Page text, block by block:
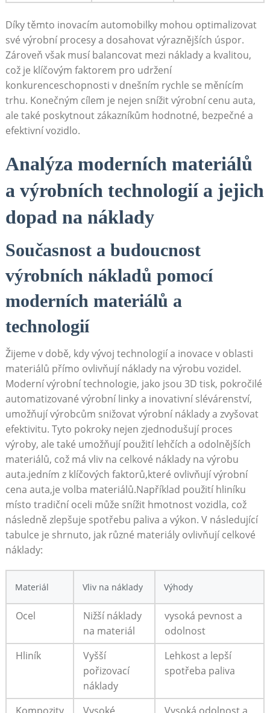
Díky těmto inovacím automobilky⁣ mohou optimalizovat
své výrobní procesy a dosahovat výraznějších úspor.
Zároveň však⁣ musí balancovat mezi náklady a kvalitou,
což je klíčovým faktorem pro udržení
konkurenceschopnosti v dnešním rychle se měnícím
trhu.⁢ Konečným cílem⁢ je nejen snížit výrobní cenu auta,
ale​ také poskytnout zákazníkům hodnotné, bezpečné a
‍efektivní vozidlo.
Analýza moderních materiálů​
a výrobních technologií a ‍jejich
dopad na náklady
Současnost a budoucnost‌
výrobních nákladů pomocí
moderních materiálů a
technologií
Žijeme⁢ v době, kdy ⁤vývoj technologií a ⁢inovace v oblasti
materiálů přímo ovlivňují náklady na výrobu vozidel.
Moderní výrobní ⁤technologie, ​jako jsou 3D tisk, pokročilé
automatizované výrobní​ linky​ a​ inovativní​ slévárenství,
umožňují výrobcům snižovat výrobní náklady a zvyšovat
efektivitu. Tyto pokroky nejen zjednodušují proces
výroby, ale také umožňují použití lehčích a odolnějších
materiálů, což má vliv na celkové náklady na výrobu
auta.jedním z klíčových faktorů,které ovlivňují výrobní
cena auta,je volba materiálů.Například použití hliníku
místo tradiční oceli ⁤může snížit hmotnost vozidla, což
následně zlepšuje spotřebu paliva a ⁣výkon. ‍V následující
tabulce je shrnuto, jak různé materiály ovlivňují celkové
náklady:
Materiál Vliv na náklady Výhody
Ocel
Nižší‌ náklady
na materiál
vysoká pevnost a‌
odolnost
Hliník
Vyšší
pořizovací
náklady
Lehkost a lepší
spotřeba paliva